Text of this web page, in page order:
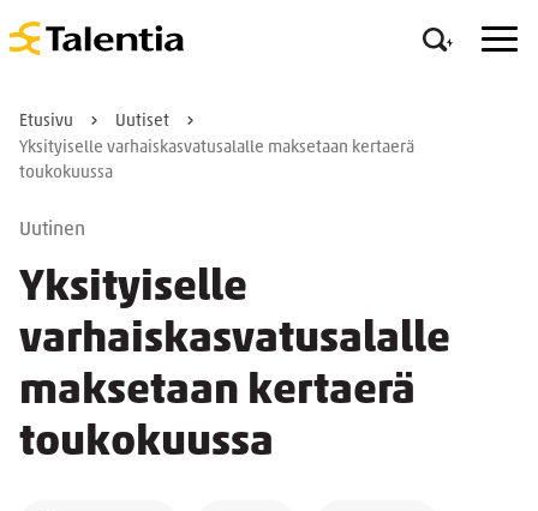
Etusivu
Uutiset
Yksityiselle varhaiskasvatusalalle maksetaan kertaerä
toukokuussa
Uutinen
Yksityiselle
varhaiskasvatusalalle
maksetaan kertaerä
toukokuussa